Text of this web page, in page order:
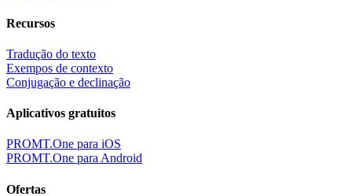
Recursos
Tradução do texto
Exempos de contexto
Conjugação e declinação
Aplicativos gratuitos
PROMT.One para iOS
PROMT.One para Android
Ofertas